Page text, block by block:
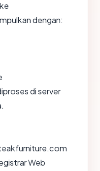
dengan:
di server
Web